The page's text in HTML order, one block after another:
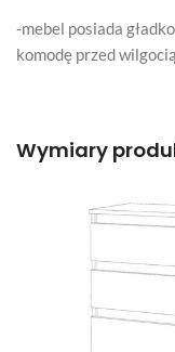
-mebel posiada
komodę przed wilgocią.
Wymiary